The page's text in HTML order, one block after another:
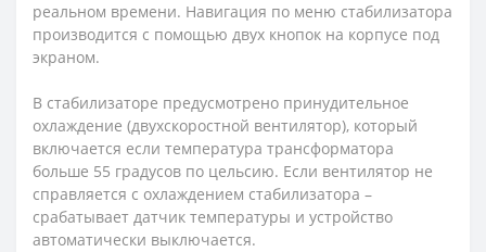
реальном времени. Навигация по меню стабилизатора
производится с помощью двух кнопок на корпусе под
экраном.
В стабилизаторе предусмотрено принудительное
охлаждение (двухскоростной вентилятор), который
включается если температура трансформатора
больше 55 градусов по цельсию. Если вентилятор не
справляется с охлаждением стабилизатора –
срабатывает датчик температуры и устройство
автоматически выключается.